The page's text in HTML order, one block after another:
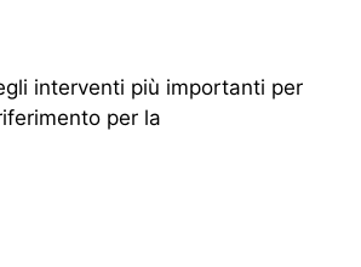
interventi più importanti per
per la